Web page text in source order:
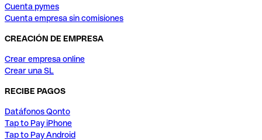
Cuenta pymes
Cuenta empresa sin comisiones
CREACIÓN DE EMPRESA
Crear empresa online
Crear una SL
RECIBE PAGOS
Datáfonos Qonto
Tap to Pay iPhone
Tap to Pay Android